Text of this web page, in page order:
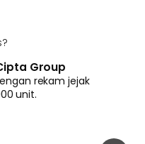
Group
rekam jejak
unit.